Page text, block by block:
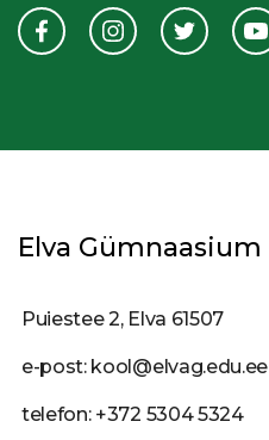
Elva Gümnaasium
Puiestee 2, Elva 61507
e-post: kool@elvag.edu.ee
telefon: +372 5304 5324